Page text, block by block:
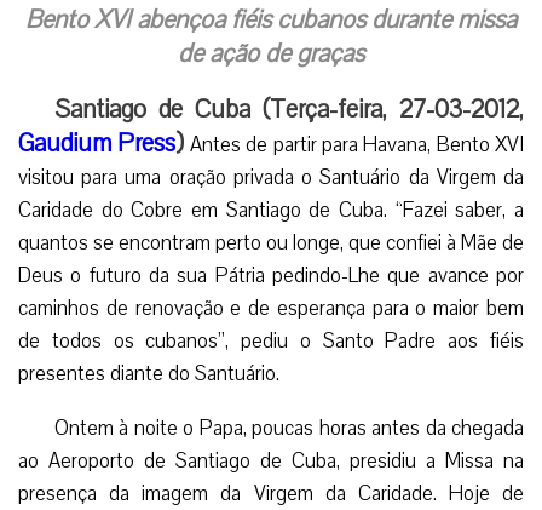
Bento XVI abençoa fiéis cubanos durante missa
de ação de graças
Santiago de Cuba (Terça-feira, 27-03-2012,
Gaudium Press) Antes de partir para Havana, Bento XVI
visitou para uma oração privada o Santuário da Virgem da
Caridade do Cobre em Santiago de Cuba. “Fazei saber, a
quantos se encontram perto ou longe, que confiei à Mãe de
Deus o futuro da sua Pátria pedindo-Lhe que avance por
caminhos de renovação e de esperança para o maior bem
de todos os cubanos”, pediu o Santo Padre aos fiéis
presentes diante do Santuário.
Ontem à noite o Papa, poucas horas antes da chegada
ao Aeroporto de Santiago de Cuba, presidiu a Missa na
presença da imagem da Virgem da Caridade. Hoje de